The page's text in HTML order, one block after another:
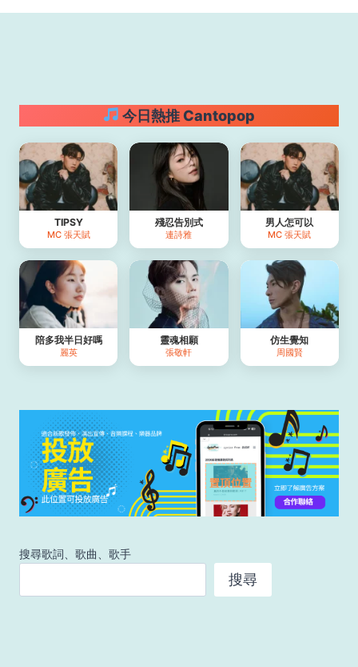
今日熱推 Cantopop
TIPSY
MC 張天賦
殘忍告別式
連詩雅
男人怎可以
MC 張天賦
陪多我半日好嗎
麗英
靈魂相願
張敬軒
仿生覺知
周國賢
搜尋歌詞、歌曲、歌手
搜尋